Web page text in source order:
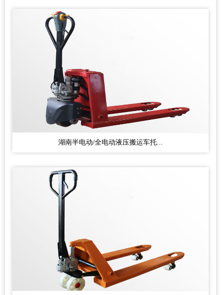
湖南半电动/全电动液压搬运车托...